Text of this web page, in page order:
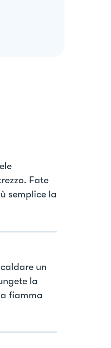
Fate
semplice la
un
la
fiamma